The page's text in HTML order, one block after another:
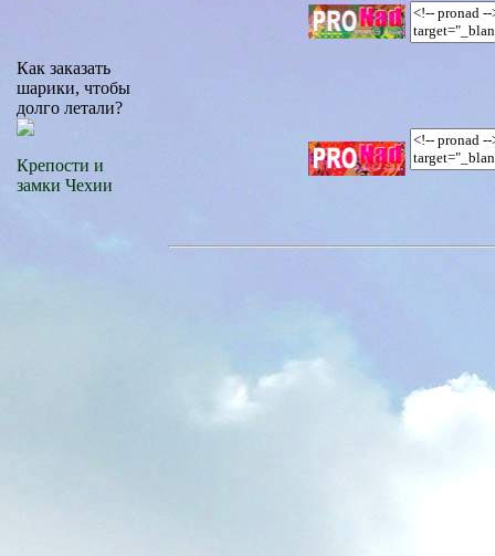
Как заказать
шарики, чтобы
долго летали?
Крепости и
замки Чехии